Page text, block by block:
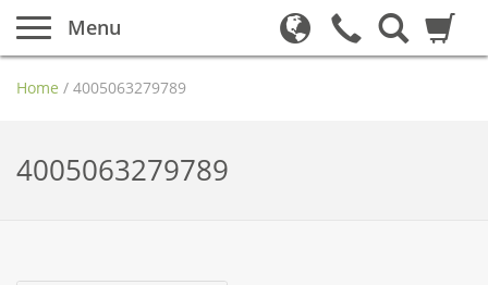
Menu
Home / 4005063279789
4005063279789